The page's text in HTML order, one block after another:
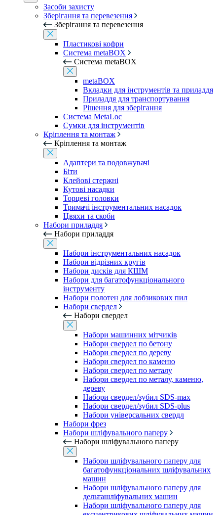
Засоби захисту
Зберігання та перевезення
Зберігання та перевезення
Пластикові кофри
Система metaBOX
Система metaBOX
metaBOX
Вкладки для інструментів та приладдя
Приладдя для транспортування
Рішення для зберігання
Система MetaLoc
Сумки для інструментів
Кріплення та монтаж
Кріплення та монтаж
Адаптери та подовжувачі
Біти
Клейові стержні
Кутові насадки
Торцеві головки
Тримачі інструментальних насадок
Цвяхи та скоби
Набори приладдя
Набори приладдя
Набори інструментальних насадок
Набори відрізних кругів
Набори дисків для КШМ
Набори для багатофункціонального
інструменту
Набори полотен для лобзикових пил
Набори свердел
Набори свердел
Набори машинних мітчиків
Набори свердел по бетону
Набори свердел по дереву
Набори свердел по каменю
Набори свердел по металу
Набори свердел по металу, каменю,
дереву
Набори свердел/зубил SDS-max
Набори свердел/зубил SDS-plus
Набори універсальних свердл
Набори фрез
Набори шліфувального паперу
Набори шліфувального паперу
Набори шліфувального паперу для
багатофункціональних шліфувальних
машин
Набори шліфувального паперу для
дельташліфувальних машин
Набори шліфувального паперу для